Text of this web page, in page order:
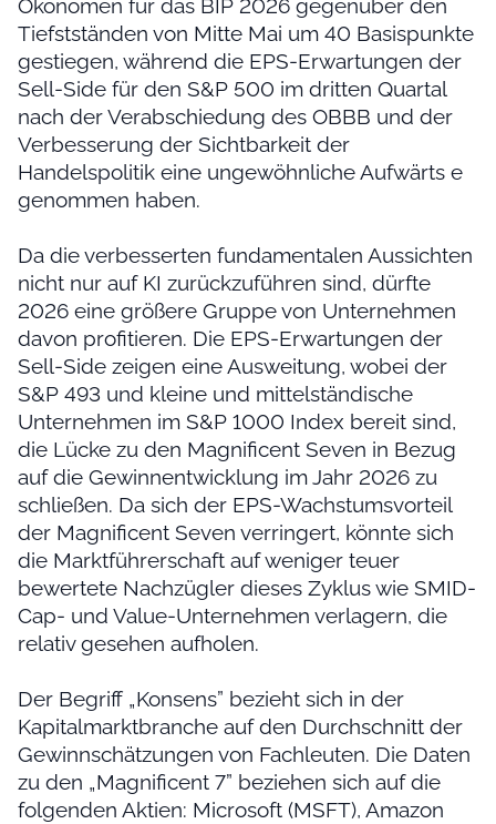
Ökonomen für das BIP 2026 gegenüber den
Tiefstständen von Mitte Mai um 40 Basispunkte
gestiegen, während die EPS-Erwartungen der
Sell-Side für den S&P 500 im dritten Quartal
nach der Verabschiedung des OBBB und der
Verbesserung der Sichtbarkeit der
Handelspolitik eine ungewöhnliche Aufwärts e
genommen haben.
Da die verbesserten fundamentalen Aussichten
nicht nur auf KI zurückzuführen sind, dürfte
2026 eine größere Gruppe von Unternehmen
davon profitieren. Die EPS-Erwartungen der
Sell-Side zeigen eine Ausweitung, wobei der
S&P 493 und kleine und mittelständische
Unternehmen im S&P 1000 Index bereit sind,
die Lücke zu den Magnificent Seven in Bezug
auf die Gewinnentwicklung im Jahr 2026 zu
schließen. Da sich der EPS-Wachstumsvorteil
der Magnificent Seven verringert, könnte sich
die Marktführerschaft auf weniger teuer
bewertete Nachzügler dieses Zyklus wie SMID-
Cap- und Value-Unternehmen verlagern, die
relativ gesehen aufholen.
Der Begriff „Konsens” bezieht sich in der
Kapitalmarktbranche auf den Durchschnitt der
Gewinnschätzungen von Fachleuten. Die Daten
zu den „Magnificent 7” beziehen sich auf die
folgenden Aktien: Microsoft (MSFT), Amazon